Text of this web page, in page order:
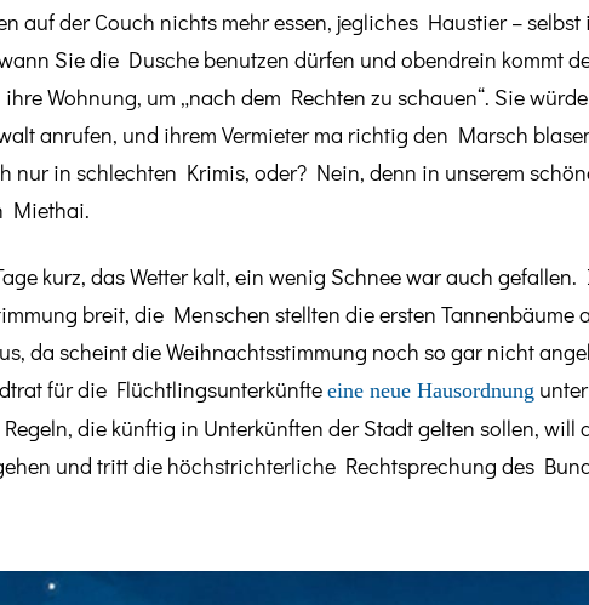
auf der Couch nichts mehr essen, jegliches Haustier –
Sie die Dusche benutzen dürfen und obendrein kommt
Wohnung, um „nach dem Rechten zu schauen“. Sie
anrufen, und ihrem Vermieter ma richtig den Marsch
nur in schlechten Krimis, oder? Nein, denn in unserem
Miethai.
kurz, das Wetter kalt, ein wenig Schnee war auch
breit, die Menschen stellten die ersten Tannenbäume
da scheint die Weihnachtsstimmung noch so gar nicht
für die Flüchtlingsunterkünfte eine neue Hausordnung
die künftig in Unterkünften der Stadt gelten sollen, will
und tritt die höchstrichterliche Rechtsprechung des